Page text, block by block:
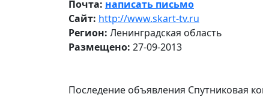
Почта: написать письмо
Сайт: http://www.skart-tv.ru
Регион: Ленинградская область
Размещено: 27-09-2013
Последение объявления Спутниковая